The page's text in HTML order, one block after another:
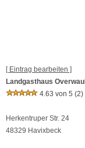
[ Eintrag bearbeiten ]
Landgasthaus Overwaul
4.63 von 5 (2)
Herkentruper Str. 24
48329 Havixbeck